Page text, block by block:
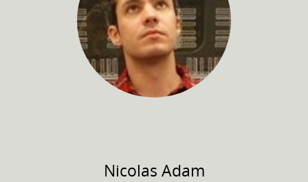
Nicolas Adam